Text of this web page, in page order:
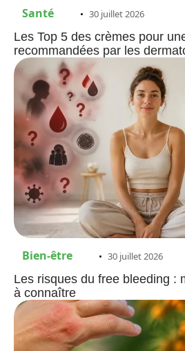
Santé 30 juillet 2026
Les Top 5 des crèmes pour
recommandées par les
Bien-être 30 juillet 2026
Les risques du free bleeding :
à connaître